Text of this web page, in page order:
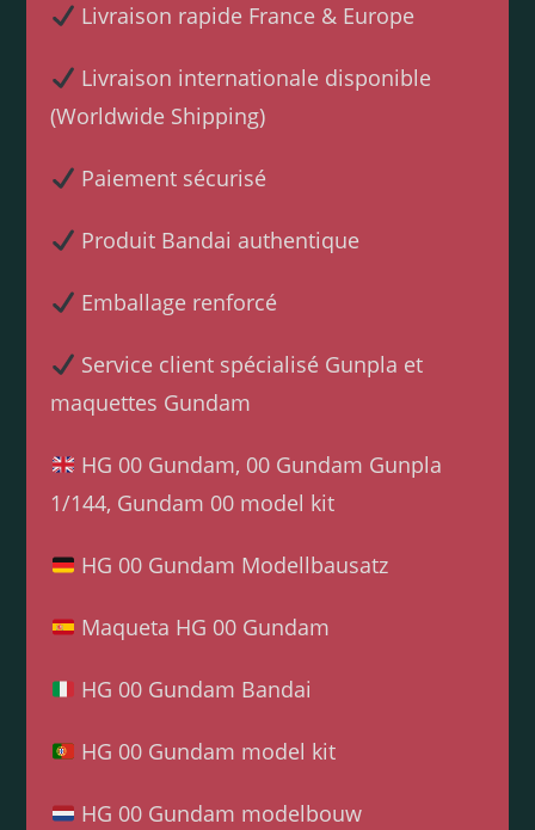
Livraison rapide France & Europe
Livraison internationale disponible
(Worldwide Shipping)
Paiement sécurisé
Produit Bandai authentique
Emballage renforcé
Service client spécialisé Gunpla et
maquettes Gundam
HG 00 Gundam, 00 Gundam Gunpla
1/144, Gundam 00 model kit
HG 00 Gundam Modellbausatz
Maqueta HG 00 Gundam
HG 00 Gundam Bandai
HG 00 Gundam model kit
HG 00 Gundam modelbouw